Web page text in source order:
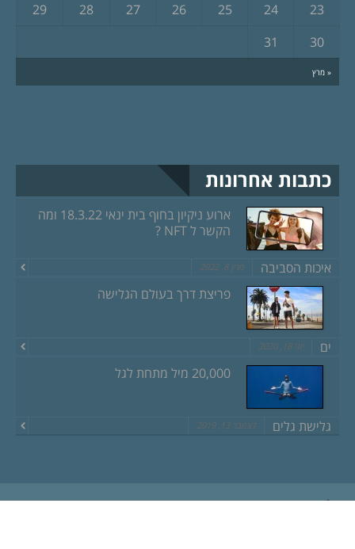
« מרץ
23
24
25
26
27
28
29
30
31
כתבות אחרונות
ארוע ניקיון בחוף בית ינאי 18.3.22 ומה
הקשר ל NFT ?
איכות הסביבה מרץ 8, 2022
פריצת דרך בעולם הגלישה
ים יוני 18, 2020
20,000 מיל מתחת לגל
גלישת גלים דצמבר 13, 2019